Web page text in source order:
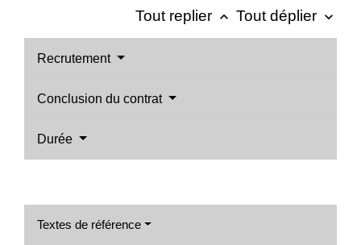
Tout replier keyboard_arrow_up Tout déplier keyboard_arrow_down
Recrutement
Conclusion du contrat
Durée
Textes de référence